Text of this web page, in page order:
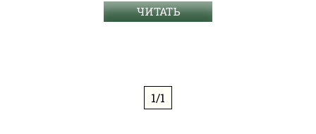
ЧИТАТЬ
1/1